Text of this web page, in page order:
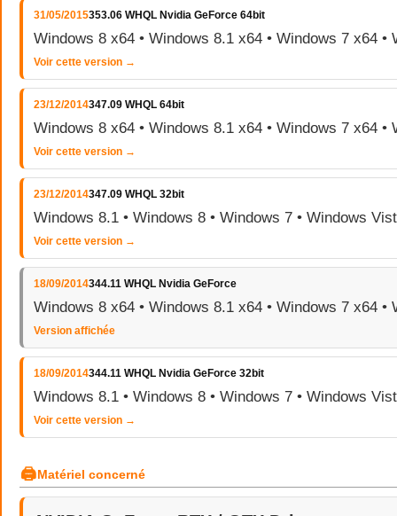
31/05/2015353.06 WHQL Nvidia GeForce 64bit
Windows 8 x64 • Windows 8.1 x64 • Windows 7 x64 •
Voir cette version →
23/12/2014347.09 WHQL 64bit
Windows 8 x64 • Windows 8.1 x64 • Windows 7 x64 •
Voir cette version →
23/12/2014347.09 WHQL 32bit
Windows 8.1 • Windows 8 • Windows 7 • Windows
Voir cette version →
18/09/2014344.11 WHQL Nvidia GeForce
Windows 8 x64 • Windows 8.1 x64 • Windows 7 x64 •
Version affichée
18/09/2014344.11 WHQL Nvidia GeForce 32bit
Windows 8.1 • Windows 8 • Windows 7 • Windows
Voir cette version →
🖨Matériel concerné